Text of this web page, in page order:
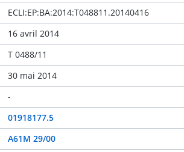
ECLI:EP:BA:2014:T048811.20140416
16 avril 2014
T 0488/11
30 mai 2014
-
01918177.5
A61M 29/00